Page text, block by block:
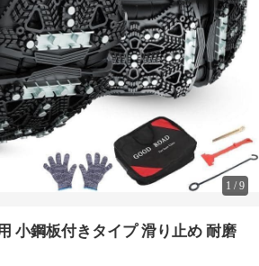
1 /9
小鋼板付きタイプ 滑り止め 耐磨